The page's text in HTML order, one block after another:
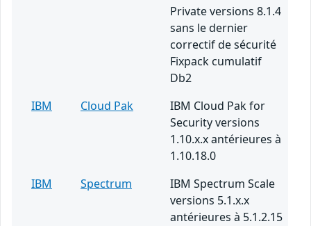
Private versions 8.1.4
sans le dernier
correctif de sécurité
Fixpack cumulatif
Db2
IBM
Cloud Pak
IBM Cloud Pak for
Security versions
1.10.x.x antérieures à
1.10.18.0
IBM
Spectrum
IBM Spectrum Scale
versions 5.1.x.x
antérieures à 5.1.2.15